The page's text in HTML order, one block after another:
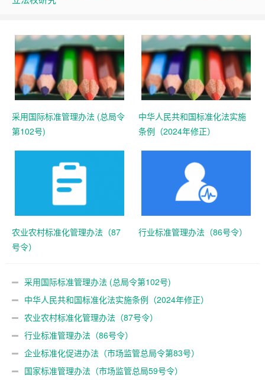
采用国际标准管理办法 (总局令
第102号)
中华人民共和国标准化法实施
条例（2024年修正）
农业农村标准化管理办法（87
号令）
行业标准管理办法（86号令）
采用国际标准管理办法 (总局令第102号)
中华人民共和国标准化法实施条例（2024年修正）
农业农村标准化管理办法（87号令）
行业标准管理办法（86号令）
企业标准化促进办法（市场监管总局令第83号）
国家标准管理办法（市场监管总局59号令）